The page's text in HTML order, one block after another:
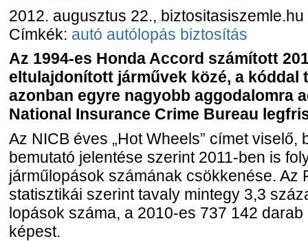
2012. augusztus 22., biztositasiszemle.hu
Címkék: autó autólopás biztosítás
Az 1994-es Honda Accord számított
eltulajdonított járművek közé, a kóddal
azonban egyre nagyobb aggodalomra
National Insurance Crime Bureau
Az NICB éves „Hot Wheels” címet viselő,
bemutató jelentése szerint 2011-ben is
járműlopások számának csökkenése. Az
statisztikái szerint tavaly mintegy 3,3
lopások száma, a 2010-es 737 142
képest.